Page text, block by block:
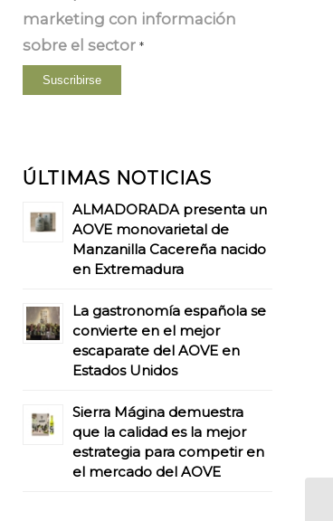
marketing con información
sobre el sector*
ÚLTIMAS NOTICIAS
ALMADORADA presenta un
AOVE monovarietal de
Manzanilla Cacereña nacido
en Extremadura
La gastronomía española se
convierte en el mejor
escaparate del AOVE en
Estados Unidos
Sierra Mágina demuestra
que la calidad es la mejor
estrategia para competir en
el mercado del AOVE